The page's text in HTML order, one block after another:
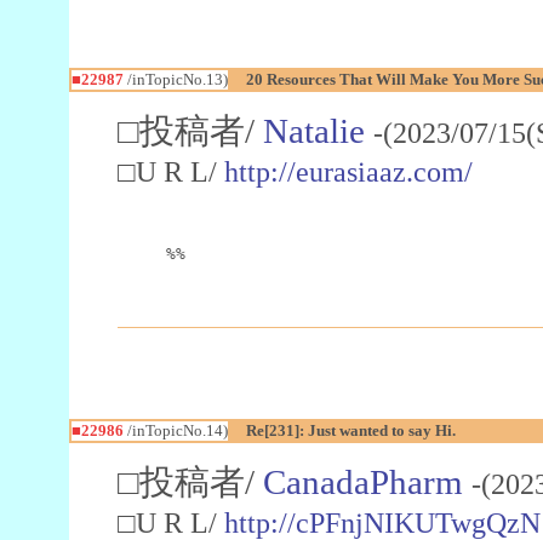
■22987/inTopicNo.13) 20 Resources That Will Make You More
□投稿者/ Natalie -(2023/07/
□U R L/ http://eurasiaaz.com/
%%
■22986 /inTopicNo.14) Re[231]: Just wanted to say Hi.
□投稿者/ CanadaPharm -
□U R L/ http://cPFnjNIKUTwgQzN